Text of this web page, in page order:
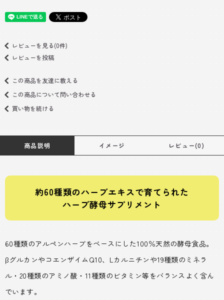
レビューを見る(0件)
レビューを投稿
この商品を友達に教える
この商品について問い合わせる
買い物を続ける
商品説明 イメージ レビュー(0)
約60種類のハーブエキスで育てられた
ハーブ酵母サプリメント
60種類のアルペンハーブをベースにした100％天然の酵母食品。
βグルカンやコエンザイムQ10、Lカルニチンや19種類のミネラ
ル・20種類のアミノ酸・11種類のビタミン等をバランスよく含ん
でいます。